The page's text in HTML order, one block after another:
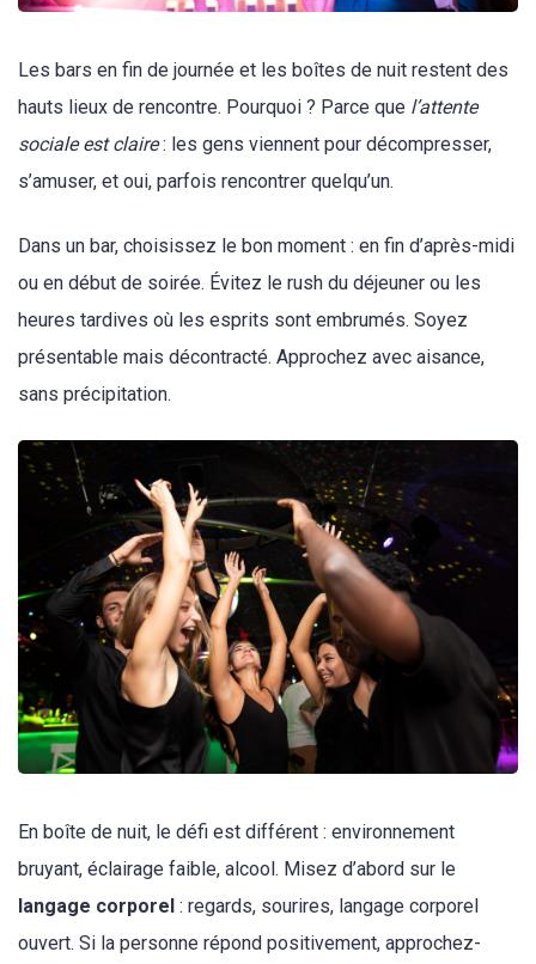
Les bars en fin de journée et les boîtes de nuit restent des
hauts lieux de rencontre. Pourquoi ? Parce que l’attente
sociale est claire: les gens viennent pour décompresser,
s’amuser, et oui, parfois rencontrer quelqu’un.
Dans un bar, choisissez le bon moment : en fin d’après-midi
ou en début de soirée. Évitez le rush du déjeuner ou les
heures tardives où les esprits sont embrumés. Soyez
présentable mais décontracté. Approchez avec aisance,
sans précipitation.
En boîte de nuit, le défi est différent : environnement
bruyant, éclairage faible, alcool. Misez d’abord sur le
langage corporel : regards, sourires, langage corporel
ouvert. Si la personne répond positivement, approchez-